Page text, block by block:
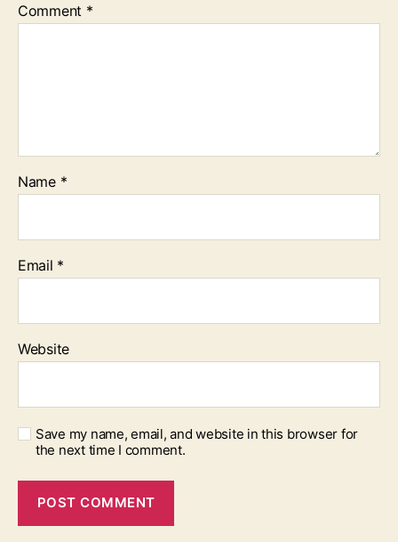
Comment *
Name *
Email *
Website
Save my name, email, and website in this browser for
the next time I comment.